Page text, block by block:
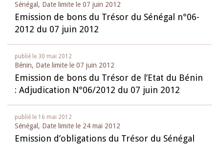
Sénégal, Date limite le 07 juin 2012
Emission de bons du Trésor du Sénégal n°06-
2012 du 07 juin 2012
publié le 30 mai 2012
Bénin, Date limite le 07 juin 2012
Emission de bons du Trésor de l’Etat du Bénin
: Adjudication N°06/2012 du 07 juin 2012
publié le 16 mai 2012
Sénégal, Date limite le 24 mai 2012
Emission d’obligations du Trésor du Sénégal